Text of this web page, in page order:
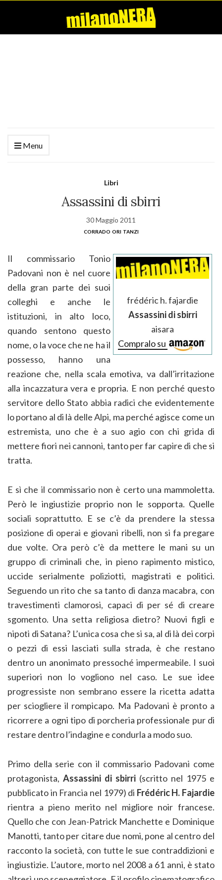
Menu
Libri
Assassini di sbirri
30 Maggio 2011
corrado ori tanzi
frédéric h. fajardie
Assassini di sbirri
aisara
Compralo su
Il commissario Tonio
Padovani non è nel cuore
della gran parte dei suoi
colleghi e anche le
istituzioni, in alto loco,
quando sentono questo
nome, o la voce che ne ha il
possesso, hanno una
reazione che, nella scala emotiva, va dall’irritazione
alla incazzatura vera e propria. E non perché questo
servitore dello Stato abbia radici che evidentemente
lo portano al di là delle Alpi, ma perché agisce come un
estremista, uno che è a suo agio con chi grida di
mettere fiori nei cannoni, tanto per far capire di che si
tratta.
E sì che il commissario non è certo una mammoletta.
Però le ingiustizie proprio non le sopporta. Quelle
sociali soprattutto. E se c’è da prendere la stessa
posizione di operai e giovani ribelli, non si fa pregare
due volte. Ora però c’è da mettere le mani su un
gruppo di criminali che, in pieno rapimento mistico,
uccide serialmente poliziotti, magistrati e politici.
Seguendo un rito che sa tanto di danza macabra, con
travestimenti clamorosi, capaci di per sé di creare
sgomento. Una setta religiosa dietro? Nuovi figli e
nipoti di Satana? L’unica cosa che si sa, al di là dei corpi
o pezzi di essi lasciati sulla strada, è che restano
dentro un anonimato pressoché impermeabile. I suoi
superiori non lo vogliono nel caso. Le sue idee
progressiste non sembrano essere la ricetta adatta
per sciogliere il rompicapo. Ma Padovani è pronto a
ricorrere a ogni tipo di porcheria professionale pur di
restare dentro l’indagine e condurla a modo suo.
Primo della serie con il commissario Padovani come
protagonista, Assassini di sbirri (scritto nel 1975 e
pubblicato in Francia nel 1979) di Frédéric H. Fajardie
rientra a pieno merito nel migliore noir francese.
Quello che con Jean-Patrick Manchette e Dominique
Manotti, tanto per citare due nomi, pone al centro del
racconto la società, con tutte le sue contraddizioni e
ingiustizie. L’autore, morto nel 2008 a 61 anni, è stato